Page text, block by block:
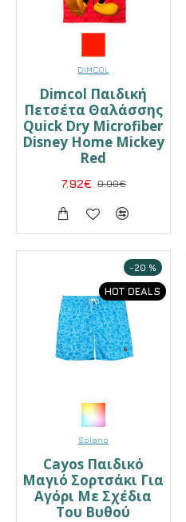
DIMCOL
Dimcol Παιδική
Πετσέτα Θαλάσσης
Quick Dry Microfiber
Disney Home Mickey
Red
7.92€ 9.90€
HOT DEALS
-20 %
Solano
Cayos Παιδικό
Μαγιό Σορτσάκι Για
Αγόρι Με Σχέδια
Του Βυθού